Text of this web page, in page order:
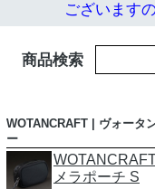
ございます
商品検索
WOTANCRAFT | ヴォータ
ー
メラポーチ S